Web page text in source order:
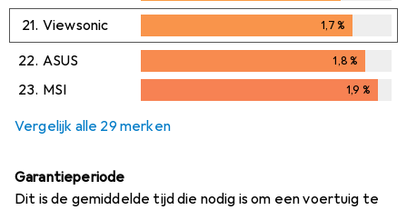
21. Viewsonic 1,7%
1,7%
22. ASUS 1,8%
1,8%
23. MSI 1,9 %
Vergelijk alle 29 merken
Garantieperiode
Dit is de gemiddelde tijd die nodig is om een voertuig te